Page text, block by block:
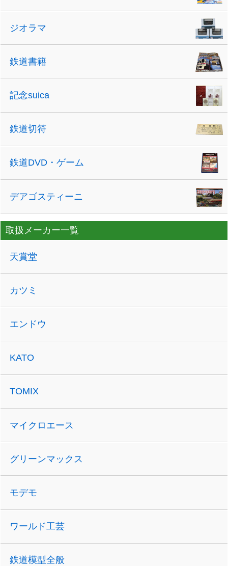
ジオラマ
鉄道書籍
記念suica
鉄道切符
鉄道DVD・ゲーム
デアゴスティーニ
取扱メーカー一覧
天賞堂
カツミ
エンドウ
KATO
TOMIX
マイクロエース
グリーンマックス
モデモ
ワールド工芸
鉄道模型全般